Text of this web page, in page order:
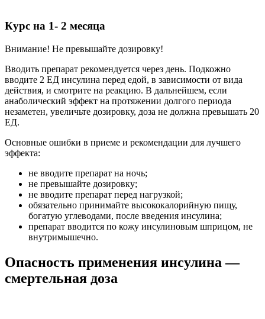
«Плохую» репутацию инсулин заслужил из-за вероятности
развития такого побочного эффект как гипогликемия.
Предупреждающее сообщение об этом встречается
практически на каждом форуме. Многие подобные отзывы
говорят о том, что гипогликемия может развиться даже при
небольшой передозировке и привести к летальному исходу.
Научным и практическим путем было доказано, что
минимальной смертельной дозировкой является
количество в 100 ЕДили полный шприц.
Известны случаи, когда люди выживали даже после
дозировки в 3000 ЕД инсулина. Если человек совершенно
один, то неясное сознание может помешать вызвать скорую
либо нескольких часов. Своевременное поступление в кровь
глюкозы позволяет избежать летального исхода, а,
следовательно, риск смерти гораздо меньше нежели ошибочно